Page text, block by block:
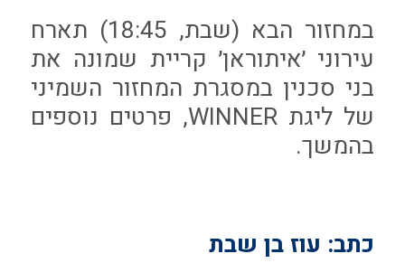
במחזור הבא (שבת, 18:45) תארח
עירוני ׳איתוראן׳ קריית שמונה את
בני סכנין במסגרת המחזור השמיני
של ליגת WINNER, פרטים נוספים
בהמשך.
כתב: עוז בן שבת